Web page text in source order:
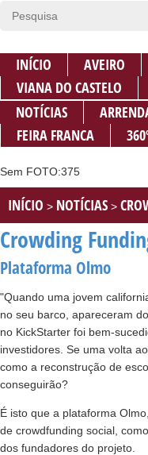
INÍCIO AVEIRO
VIANA DO CASTELO
NOTÍCIAS
FEIRA FRANCA
Sem FOTO:375
INÍCIO > NOTÍCIAS >
Crowding
Plataforma Olmo
"Quando uma jovem
no seu barco, apareceram
no KickStarter foi bem-
investidores. Se uma volta
como a reconstrução de
conseguirão?
É isto que a plataforma
de crowdfunding social,
dos fundadores do projeto.